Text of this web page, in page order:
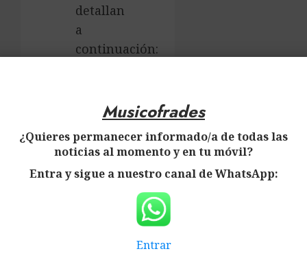
detallan
a
continuación:
Musicofrades
Musicofrades
Agradecemos
Musicofrades
¿Quieres permanecer informado/a de todas las
noticias al momento y en tu móvil?
Entra y sigue a nuestro canal de WhatsApp:
Entrar